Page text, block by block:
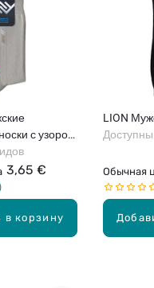
в корзину
с узором
3,65 €
LION
Обычная